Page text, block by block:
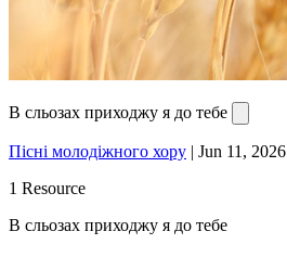
В сльозах приходжу я до тебе
Пісні молодіжного хору | Jun 11, 2026
1 Resource
В сльозах приходжу я до тебе